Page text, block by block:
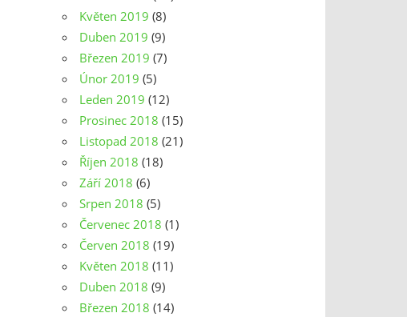
Květen 2019 (8)
Duben 2019 (9)
Březen 2019 (7)
Únor 2019 (5)
Leden 2019 (12)
Prosinec 2018 (15)
Listopad 2018 (21)
Říjen 2018 (18)
Září 2018 (6)
Srpen 2018 (5)
Červenec 2018 (1)
Červen 2018 (19)
Květen 2018 (11)
Duben 2018 (9)
Březen 2018 (14)